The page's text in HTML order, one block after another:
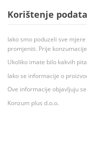
Korištenje
Iako smo poduzeli sve
promjeniti. Prije
Ukoliko imate bilo kakvih
Iako se informacije o
Ove informacije objavljuju
Konzum plus d.o.o.